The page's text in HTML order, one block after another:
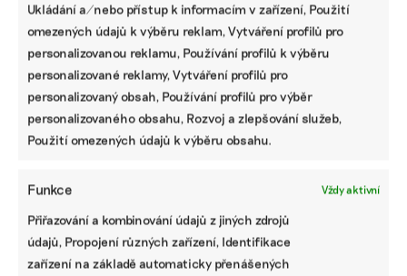
Ukládání a/nebo přístup k informacím v zařízení, Použití
omezených údajů k výběru reklam, Vytváření profilů pro
personalizovanou reklamu, Používání profilů k výběru
personalizované reklamy, Vytváření profilů pro
personalizovaný obsah, Používání profilů pro výběr
personalizovaného obsahu, Rozvoj a zlepšování služeb,
Použití omezených údajů k výběru obsahu.
Funkce Vždy aktivní
Přiřazování a kombinování údajů z jiných zdrojů
údajů, Propojení různých zařízení, Identifikace
zařízení na základě automaticky přenášených
SDÍLET
PODOBNÉ PŘÍSPĚVKY